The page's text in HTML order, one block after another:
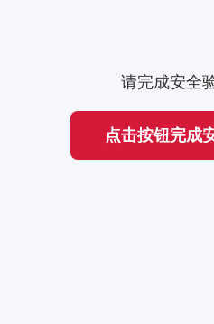
请完成安全
点击按钮完成